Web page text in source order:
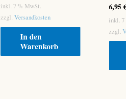
inkl. 7 % MwSt.
zzgl.Versandkosten
In den
Warenkorb
6,95
inkl.
zzgl.